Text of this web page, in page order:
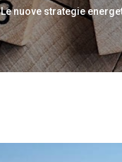
Le nuove strategie